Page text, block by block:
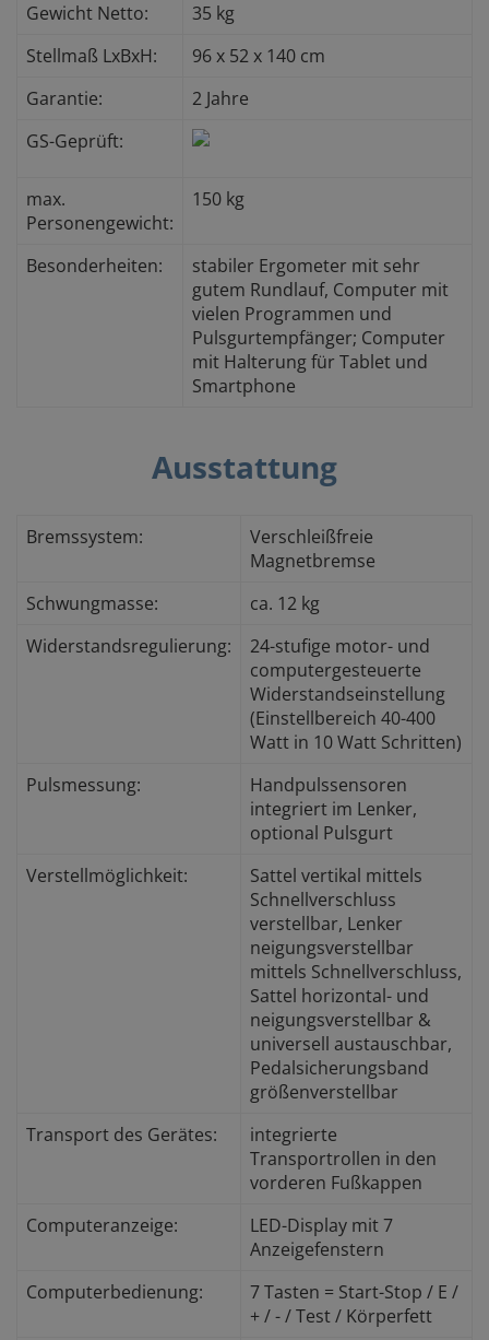
Gewicht Netto:
35 kg
Stellmaß LxBxH:
96 x 52 x 140 cm
Garantie:
2 Jahre
GS-Geprüft:
max.
Personengewicht:
150 kg
Besonderheiten:
stabiler Ergometer mit sehr
gutem Rundlauf, Computer mit
vielen Programmen und
Pulsgurtempfänger; Computer
mit Halterung für Tablet und
Smartphone
Ausstattung
Bremssystem:
Verschleißfreie
Magnetbremse
Schwungmasse:
ca. 12 kg
Widerstandsregulierung:
24-stufige motor- und
computergesteuerte
Widerstandseinstellung
(Einstellbereich 40-400
Watt in 10 Watt Schritten)
Pulsmessung:
Handpulssensoren
integriert im Lenker,
optional Pulsgurt
Verstellmöglichkeit:
Sattel vertikal mittels
Schnellverschluss
verstellbar, Lenker
neigungsverstellbar
mittels Schnellverschluss,
Sattel horizontal- und
neigungsverstellbar &
universell austauschbar,
Pedalsicherungsband
größenverstellbar
Transport des Gerätes:
integrierte
Transportrollen in den
vorderen Fußkappen
Computeranzeige:
LED-Display mit 7
Anzeigefenstern
Computerbedienung:
7 Tasten = Start-Stop / E /
+ / - / Test / Körperfett